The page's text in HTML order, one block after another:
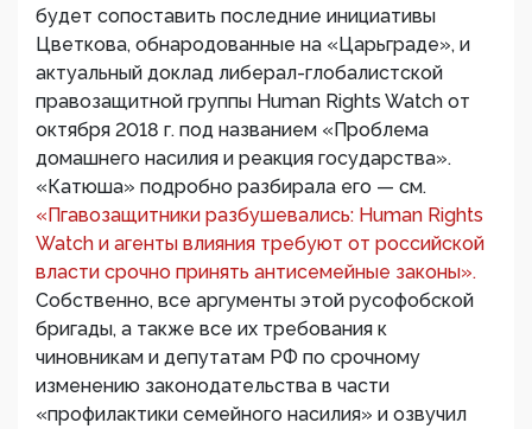
будет сопоставить последние инициативы
Цветкова, обнародованные на «Царьграде», и
актуальный доклад либерал-глобалистской
правозащитной группы Human Rights Watch от
октября 2018 г. под названием «Проблема
домашнего насилия и реакция государства».
«Катюша» подробно разбирала его — см.
«Пгавозащитники разбушевались: Human Rights
Watch и агенты влияния требуют от российской
власти срочно принять антисемейные законы».
Собственно, все аргументы этой русофобской
бригады, а также все их требования к
чиновникам и депутатам РФ по срочному
изменению законодательства в части
«профилактики семейного насилия» и озвучил